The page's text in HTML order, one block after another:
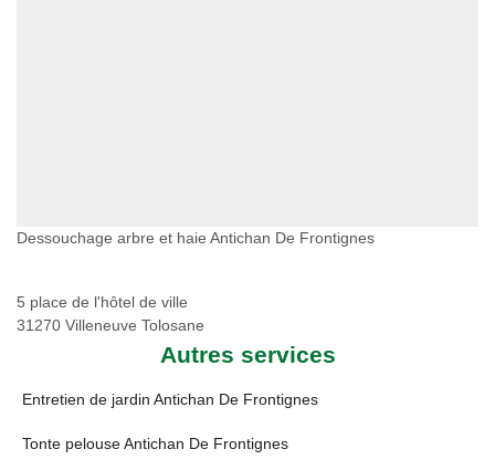
Dessouchage arbre et haie Antichan De Frontignes
5 place de l'hôtel de ville
31270 Villeneuve Tolosane
Autres services
Entretien de jardin Antichan De Frontignes
Tonte pelouse Antichan De Frontignes